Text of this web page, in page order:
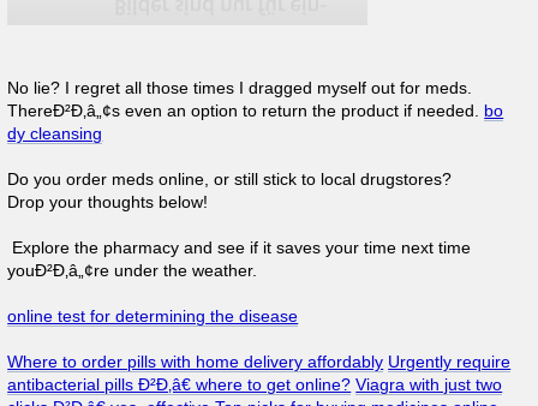
No lie? I regret all those times I dragged myself out for meds.
ThereÐ²Ð‚â„¢s even an option to return the product if needed. bo
dy cleansing
Do you order meds online, or still stick to local drugstores?
Drop your thoughts below!
Explore the pharmacy and see if it saves your time next time
youÐ²Ð‚â„¢re under the weather.
online test for determining the disease
Where to order pills with home delivery affordably Urgently require
antibacterial pills Ð²Ð‚â€ where to get online? Viagra with just two